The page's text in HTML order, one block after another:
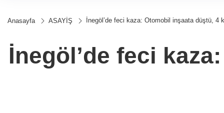
Anasayfa ASAYİŞ İnegöl’de feci kaza: Otomobil inşaata düştü, 4
İnegöl’de feci